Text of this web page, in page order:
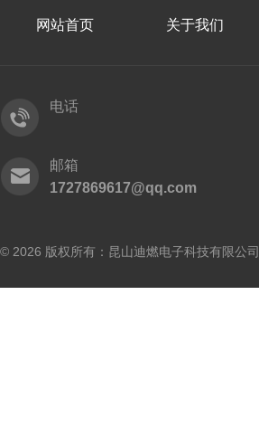
网站首页 关于我们
电话
邮箱
1727869617@qq.com
© 2026 版权所有：昆山迪燃电子科技有限公